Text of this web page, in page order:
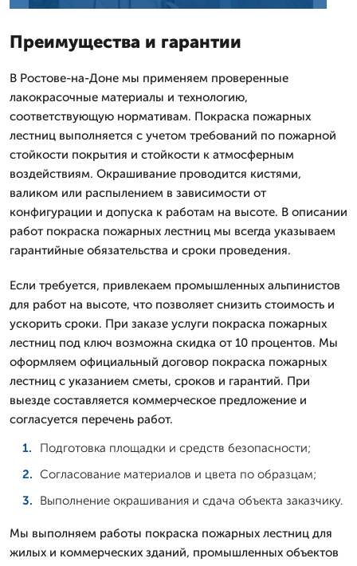
Преимущества и гарантии
В Ростове-на-Доне мы применяем проверенные
лакокрасочные материалы и технологию,
соответствующую нормативам. Покраска пожарных
лестниц выполняется с учетом требований по пожарной
стойкости покрытия и стойкости к атмосферным
воздействиям. Окрашивание проводится кистями,
валиком или распылением в зависимости от
конфигурации и допуска к работам на высоте. В описании
работ покраска пожарных лестниц мы всегда указываем
гарантийные обязательства и сроки проведения.
Если требуется, привлекаем промышленных альпинистов
для работ на высоте, что позволяет снизить стоимость и
ускорить сроки. При заказе услуги покраска пожарных
лестниц под ключ возможна скидка от 10 процентов. Мы
оформляем официальный договор покраска пожарных
лестниц с указанием сметы, сроков и гарантий. При
выезде составляется коммерческое предложение и
согласуется перечень работ.
Подготовка площадки и средств безопасности;
Согласование материалов и цвета по образцам;
Выполнение окрашивания и сдача объекта заказчику.
Мы выполняем работы покраска пожарных лестниц для
жилых и коммерческих зданий, промышленных объектов